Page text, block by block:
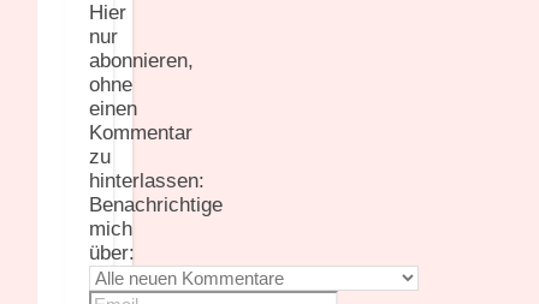
Hier
nur
abonnieren,
ohne
einen
Kommentar
zu
hinterlassen:
Benachrichtige
mich
über: